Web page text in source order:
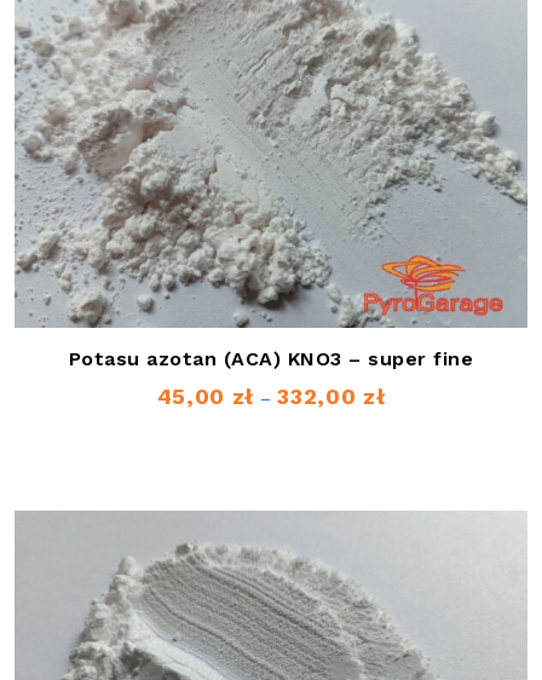
Potasu azotan (ACA) KNO3 – super fine
45,00 zł – 332,00 złZakres